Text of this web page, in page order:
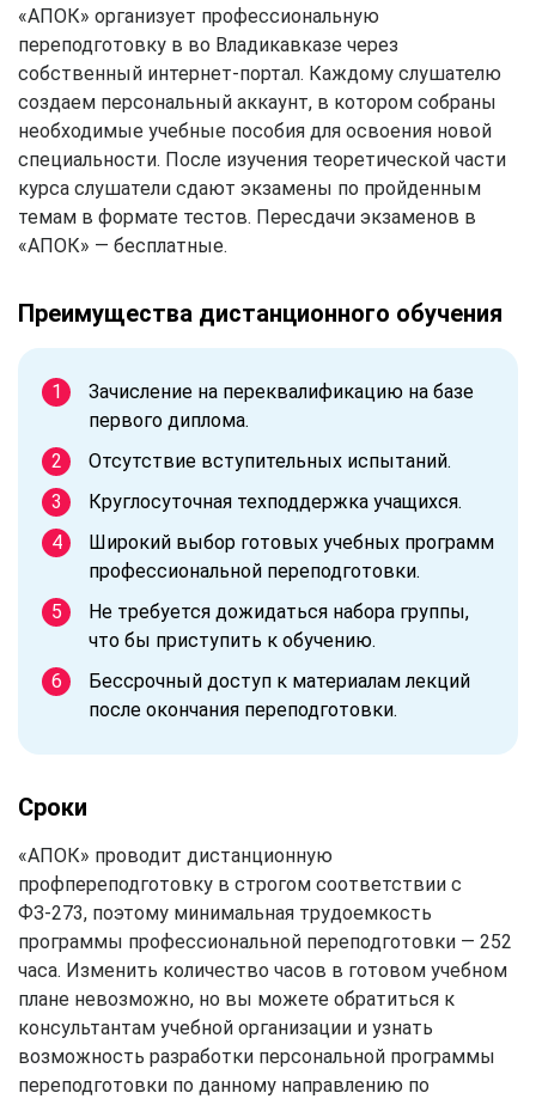
«АПОК» организует профессиональную
переподготовку в во Владикавказе через
собственный интернет-портал. Каждому слушателю
создаем персональный аккаунт, в котором собраны
необходимые учебные пособия для освоения новой
специальности. После изучения теоретической части
курса слушатели сдают экзамены по пройденным
темам в формате тестов. Пересдачи экзаменов в
«АПОК» — бесплатные.
Преимущества дистанционного обучения
Зачисление на переквалификацию на базе
первого диплома.
Отсутствие вступительных испытаний.
Круглосуточная техподдержка учащихся.
Широкий выбор готовых учебных программ
профессиональной переподготовки.
Не требуется дожидаться набора группы,
что бы приступить к обучению.
Бессрочный доступ к материалам лекций
после окончания переподготовки.
Сроки
«АПОК» проводит дистанционную
профпереподготовку в строгом соответствии с
ФЗ-273, поэтому минимальная трудоемкость
программы профессиональной переподготовки — 252
часа. Изменить количество часов в готовом учебном
плане невозможно, но вы можете обратиться к
консультантам учебной организации и узнать
возможность разработки персональной программы
переподготовки по данному направлению по